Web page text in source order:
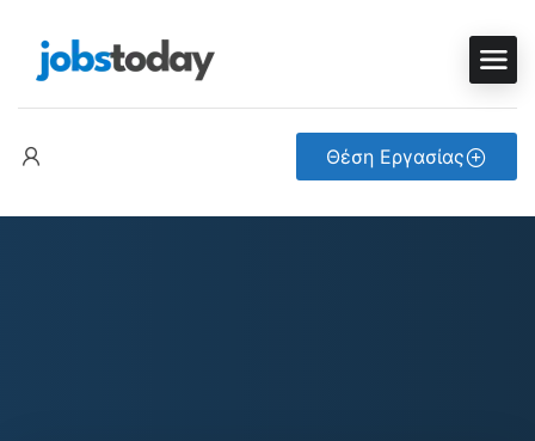
Θέση Εργασίας